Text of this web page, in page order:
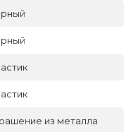
из металла